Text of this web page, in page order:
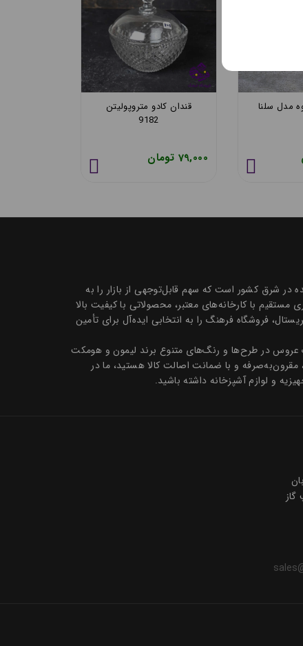
مدل سان
قندان بلور کاوه مدل سلنا
44,300 تومان
و عمده در شرق کشور است که سهم قابل‌توجهی از بازار را به
با کارخانه‌های معتبر، محصولاتی با کیفیت بالا
سرو و پذیرایی بلور و کریستال، فروشگاه فرهنگ را به انتخابی ایده‌آل برای تأمین
عروس در طرح‌ها و رنگ‌های متنوع برند لیمون و هومکت
مقرون‌به‌صرفه و با ضمانت اصالت کالا هستید، ما در
و لوازم آشپزخانه داشته باشید.